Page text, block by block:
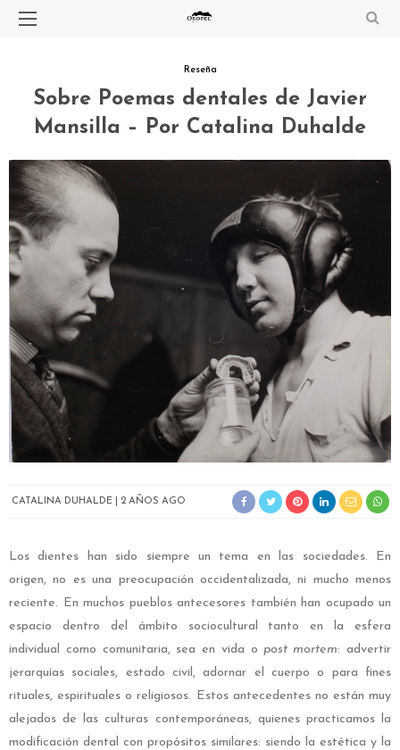
Reseña
Sobre Poemas dentales de Javier
Mansilla – Por Catalina Duhalde
CATALINA DUHALDE 2 AÑOS AGO
Los dientes han sido siempre un tema en las sociedades. En
origen, no es una preocupación occidentalizada, ni mucho menos
reciente. En muchos pueblos antecesores también han ocupado un
espacio dentro del ámbito sociocultural tanto en la esfera
individual como comunitaria, sea en vida o post mortem: advertir
jerarquías sociales, estado civil, adornar el cuerpo o para fines
rituales, espirituales o religiosos. Estos antecedentes no están muy
alejados de las culturas contemporáneas, quienes practicamos la
modificación dental con propósitos similares: siendo la estética y la